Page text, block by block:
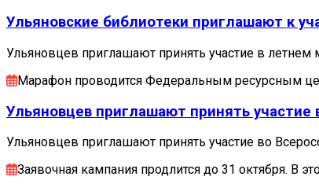
Ульяновские библиотеки приглашают к
Ульяновцев приглашают принять участие в
Марафон проводится Федеральным ресурсным
Ульяновцев приглашают принять
Ульяновцев приглашают принять участие во
Заявочная кампания продлится до 31 октября. В